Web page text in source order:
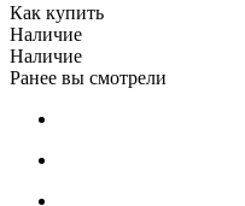
Как купить
Наличие
Наличие
Ранее вы смотрели